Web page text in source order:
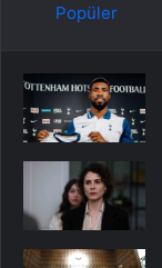
Popüler